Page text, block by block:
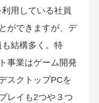
用している社員
ができますが、デ
結構多く。特
事業はゲーム開発
スクトップPCを
レイも2つや３つ